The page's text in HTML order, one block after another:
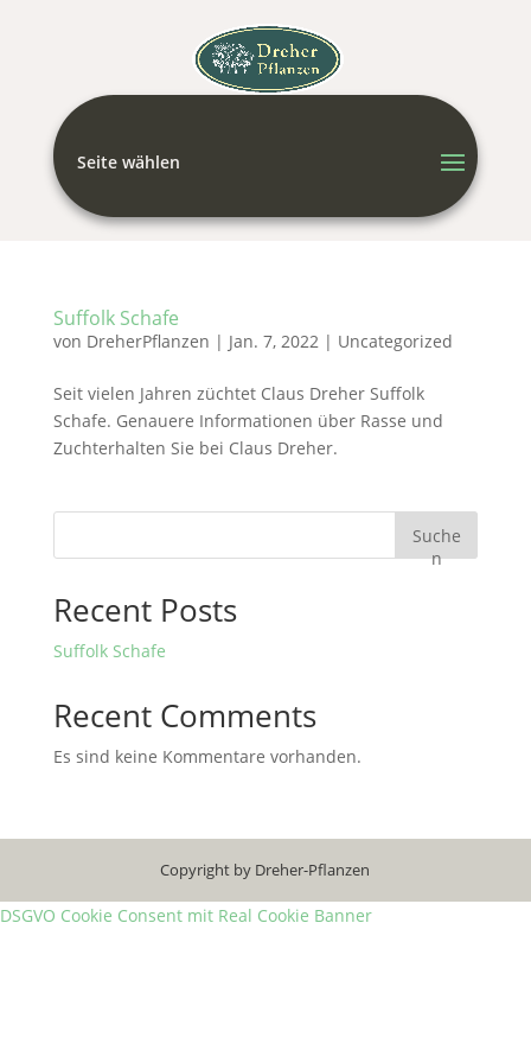
Seite wählen
Suffolk Schafe
von DreherPflanzen | Jan. 7, 2022| Uncategorized
Seit vielen Jahren züchtet Claus Dreher Suffolk
Schafe. Genauere Informationen über Rasse und
Zuchterhalten Sie bei Claus Dreher.
Suche
n
Recent Posts
Suffolk Schafe
Recent Comments
Es sind keine Kommentare vorhanden.
Copyright by Dreher-Pflanzen
DSGVO Cookie Consent mit Real Cookie Banner